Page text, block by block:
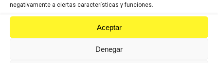
negativamente a ciertas características y funciones.
Aceptar
Denegar